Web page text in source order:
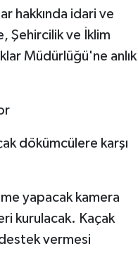
hakkında idari ve
Şehircilik ve İklim
Müdürlüğü'ne anlık
dökümcülere karşı
yapacak kamera
kurulacak. Kaçak
vermesi